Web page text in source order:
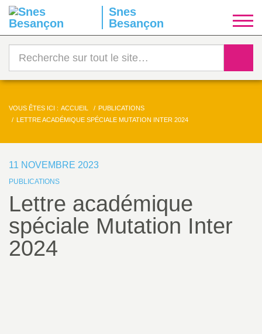
Snes
Besançon
y
n
i
a
t
VOUS ÊTES ICI : ACCUEIL
PUBLICATIONS
LETTRE ACADÉMIQUE SPÉCIALE MUTATION INTER 2024
11 NOVEMBRE 2023
PUBLICATIONS
Lettre académique
spéciale Mutation Inter
2024